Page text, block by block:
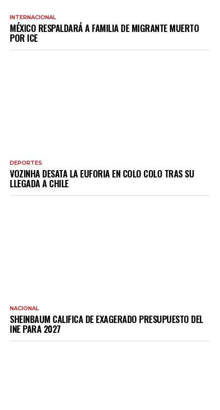
INTERNACIONAL
MÉXICO RESPALDARÁ A FAMILIA DE MIGRANTE MUERTO
POR ICE
DEPORTES
VOZINHA DESATA LA EUFORIA EN COLO COLO TRAS SU
LLEGADA A CHILE
NACIONAL
SHEINBAUM CALIFICA DE EXAGERADO PRESUPUESTO DEL
INE PARA 2027